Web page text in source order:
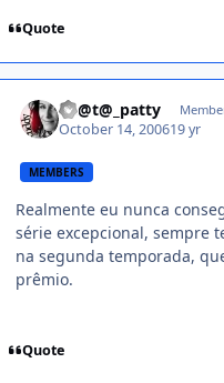
Quote
Th@t@_patty
October 14, 200619 yr
MEMBERS
Realmente eu nunca
série excepcional, sempre
na segunda temporada,
prêmio.
Quote